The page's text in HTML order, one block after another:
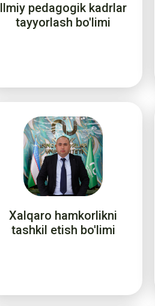
Ilmiy pedagogik kadrlar
tayyorlash bo'limi
Xalqaro hamkorlikni
tashkil etish bo'limi